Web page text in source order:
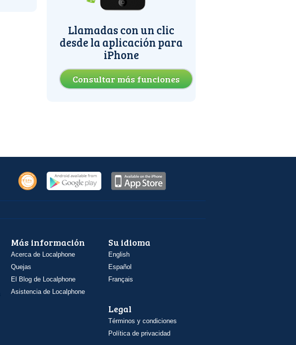
Llamadas con un clic
desde la aplicación para
iPhone
Consultar más funciones
Más información
Acerca de Localphone
Quejas
El Blog de Localphone
Asistencia de Localphone
Su idioma
English
Español
Français
Legal
Términos y condiciones
Política de privacidad